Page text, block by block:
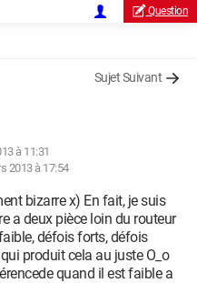
Question
Sujet Suivant
à 11:31
2013 à 17:54
bizarre x) En fait, je suis
a deux pièce loin du routeur
défois forts, défois
produit cela au juste O_o
quand il est faible a